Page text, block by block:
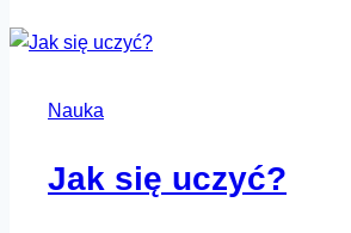
Nauka
Jak się uczyć?